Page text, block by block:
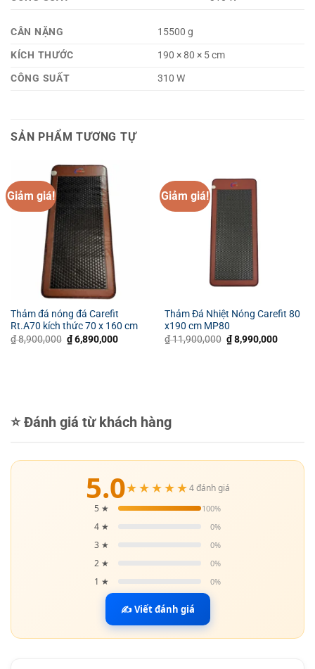
CÂN NẶNG
15500 g
KÍCH THƯỚC
190 × 80 × 5 cm
CÔNG SUẤT
310 W
SẢN PHẨM TƯƠNG TỰ
Giảm giá!
Thảm đá nóng đá Carefit
Rt.A70 kích thức 70 x 160 cm
₫8,900,000 Giá
gốc
₫6,890,000Giá
Giảm giá!
Thảm Đá Nhiệt Nóng Carefit 80
x190 cm MP80
₫11,900,000 Giá
gốc
₫8,990,000Giá
⭐ Đánh giá từ khách hàng
5.0★★★★★4 đánh giá
5 ★
100%
4 ★ 0%
3 ★ 0%
2 ★ 0%
1 ★ 0%
✍ Viết đánh giá